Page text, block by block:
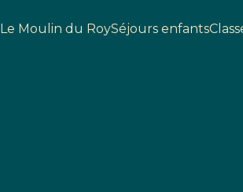
Le Moulin du RoySéjours enfants